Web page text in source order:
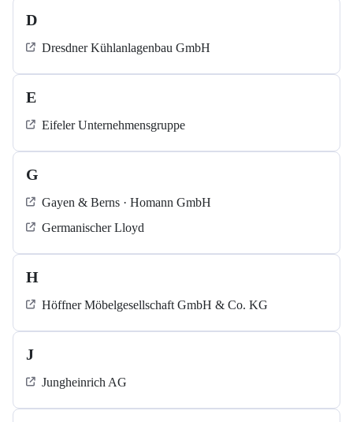
D
Dresdner Kühlanlagenbau GmbH
E
Eifeler Unternehmensgruppe
G
Gayen & Berns · Homann GmbH
Germanischer Lloyd
H
Höffner Möbelgesellschaft GmbH & Co. KG
J
Jungheinrich AG